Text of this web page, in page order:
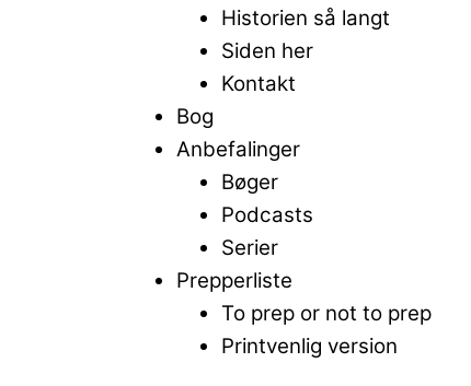
Historien så langt
Siden her
Kontakt
Bog
Anbefalinger
Bøger
Podcasts
Serier
Prepperliste
To prep or not to prep
Printvenlig version